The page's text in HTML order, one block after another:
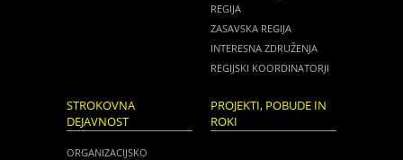
REGIJA
ZASAVSKA REGIJA
INTERESNA ZDRUŽENJA
REGIJSKI KOORDINATORJI
STROKOVNA
DEJAVNOST
ORGANIZACIJSKO
PROJEKTI, POBUDE IN
ROKI